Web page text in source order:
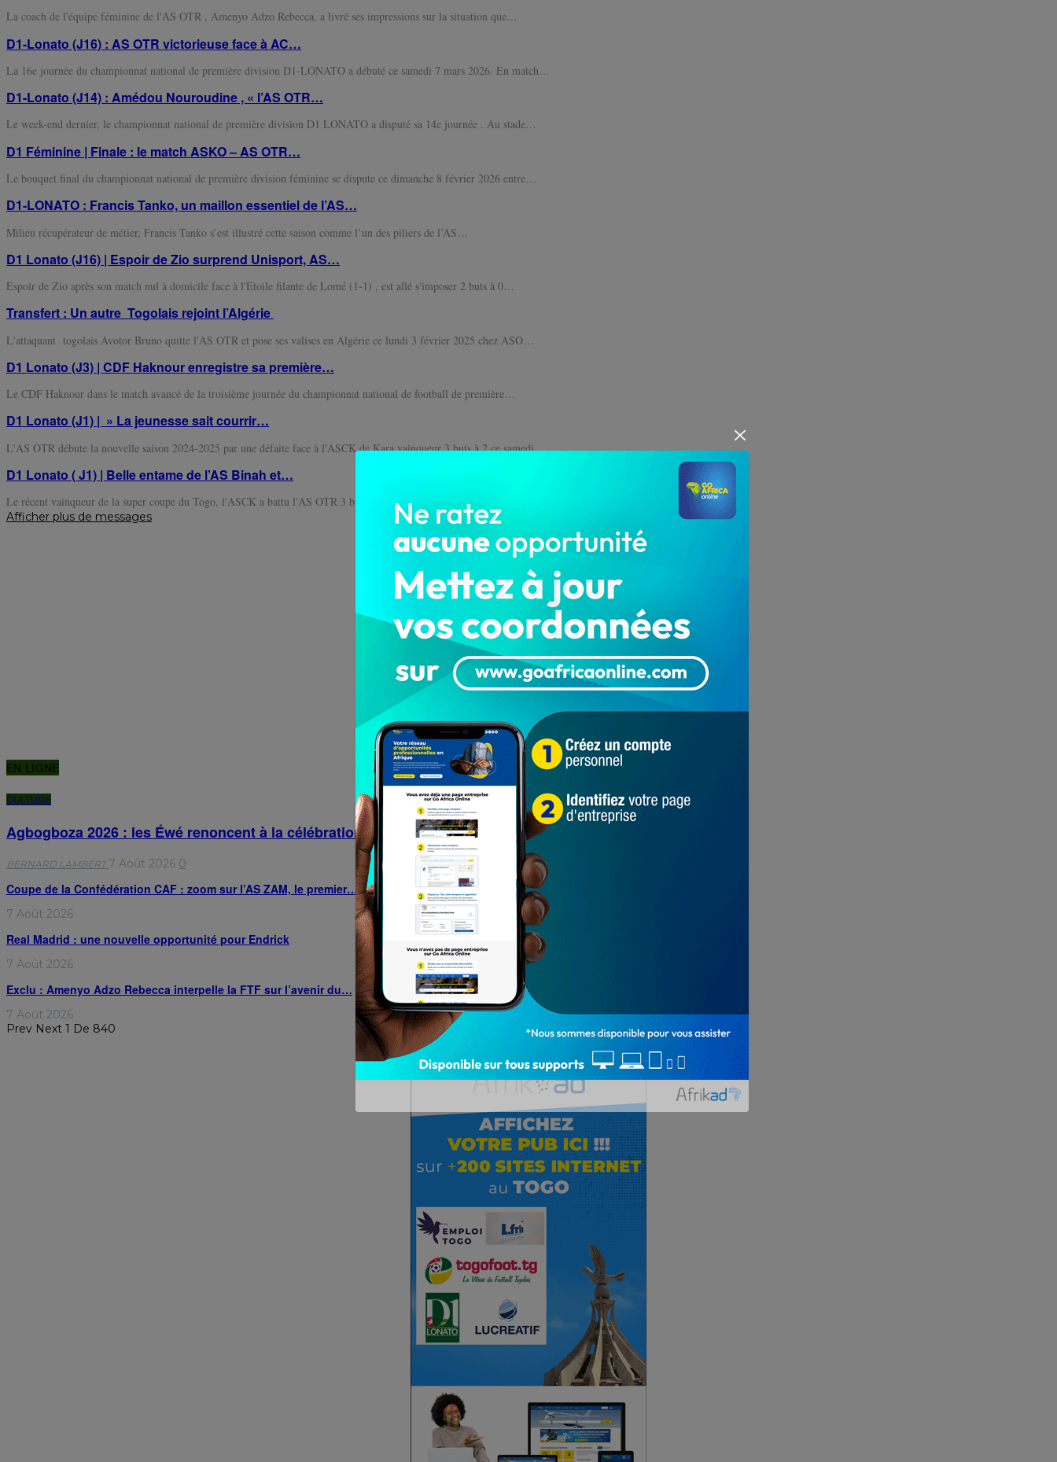
La coach de l'équipe féminine de l'AS OTR , Amenyo Adzo Rebecca, a livré ses impressions sur la situation que…
D1-Lonato (J16) : AS OTR victorieuse face à AC…
La 16e journée du championnat national de première division D1-LONATO a débuté ce samedi 7 mars 2026. En match…
D1-Lonato (J14) : Amédou Nouroudine , « l’AS OTR…
Le week-end dernier, le championnat national de première division D1 LONATO a disputé sa 14e journée . Au stade…
D1 Féminine | Finale : le match ASKO – AS OTR…
Le bouquet final du championnat national de première division féminine se dispute ce dimanche 8 février 2026 entre…
D1-LONATO : Francis Tanko, un maillon essentiel de l’AS…
Milieu récupérateur de métier, Francis Tanko s’est illustré cette saison comme l’un des piliers de l’AS…
D1 Lonato (J16) | Espoir de Zio surprend Unisport, AS…
Espoir de Zio après son match nul à domicile face à l'Etoile filante de Lomé (1-1) , est allé s'imposer 2 buts à 0…
Transfert : Un autre Togolais rejoint l’Algérie
L'attaquant togolais Avotor Bruno quitte l'AS OTR et pose ses valises en Algérie ce lundi 3 février 2025 chez ASO…
D1 Lonato (J3) | CDF Haknour enregistre sa première…
Le CDF Haknour dans le match avancé de la troisième journée du championnat national de football de première…
D1 Lonato (J1) | » La jeunesse sait courrir…
L'AS OTR débute la nouvelle saison 2024-2025 par une défaite face à l'ASCK de Kara vainqueur 3 buts à 2 ce samedi…
D1 Lonato ( J1) | Belle entame de l’AS Binah et…
Le récent vainqueur de la super coupe du Togo, l'ASCK a battu l'AS OTR 3 buts à 2 ce samedi 14 décembre à…
Afficher plus de messages
EN LIGNE
CULTURE
Agbogboza 2026 : les Éwé renoncent à la célébration populaire en hommage à leur…
BERNARD LAMBERT 7 Août 2026 0
Coupe de la Confédération CAF : zoom sur l’AS ZAM, le premier…
7 Août 2026
Real Madrid : une nouvelle opportunité pour Endrick
7 Août 2026
Exclu : Amenyo Adzo Rebecca interpelle la FTF sur l’avenir du…
7 Août 2026
Prev Next 1 De 840